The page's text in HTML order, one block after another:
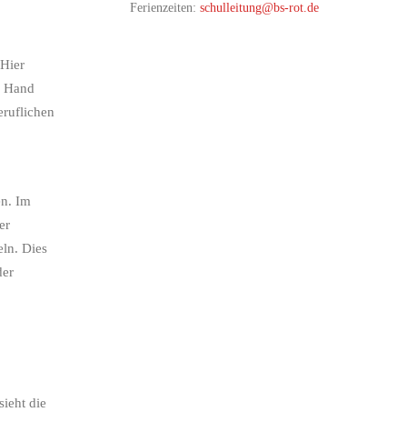
Hand
Im
Dies
die
Ferienzeiten:schulleitung@bs-rot.de